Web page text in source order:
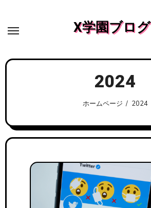
キ
X学園ブログ
2024
ホームページ 2024